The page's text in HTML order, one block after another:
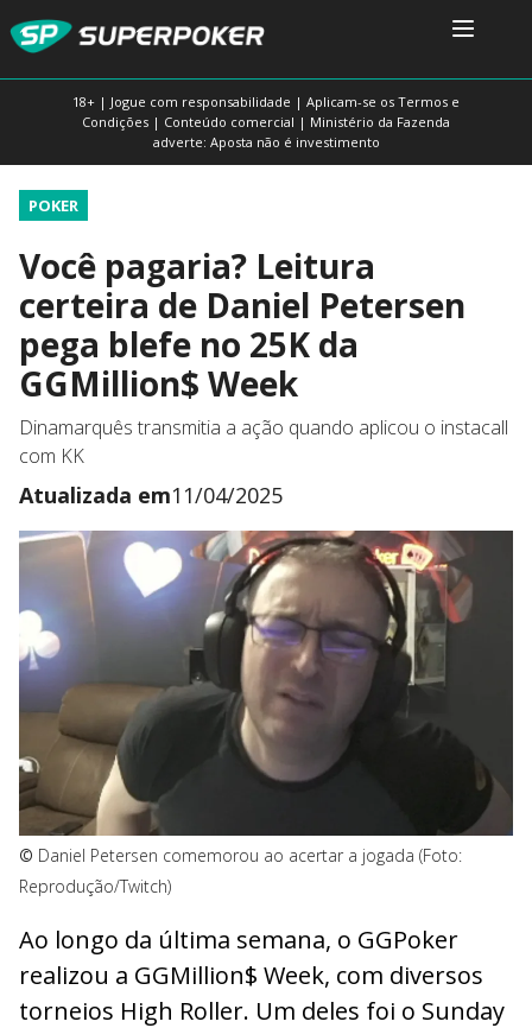
18+ | Jogue com responsabilidade | Aplicam-se os Termos e
Condições | Conteúdo comercial | Ministério da Fazenda
adverte: Aposta não é investimento
POKER
Você pagaria? Leitura
certeira de Daniel Petersen
pega blefe no 25K da
GGMillion$ Week
Dinamarquês transmitia a ação quando aplicou o instacall
com KK
Atualizada em11/04/2025
© Daniel Petersen comemorou ao acertar a jogada (Foto:
Reprodução/Twitch)
Ao longo da última semana, o GGPoker
realizou a GGMillion$ Week, com diversos
torneios High Roller. Um deles foi o Sunday